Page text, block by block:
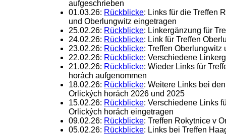
aufgeschrieben
01.03.26: Rückblicke: Links für die Treffen
und Oberlungwitz eingetragen
25.02.26: Rückblicke: Linkergänzung für
24.02.26: Rückblicke: Link für Treffen
23.02.26: Rückblicke: Treffen Oberlungwitz
22.02.26: Rückblicke: Verschiedene
21.02.26: Rückblicke: Wieder Links für
horách aufgenommen
18.02.26: Rückblicke: Weitere Links bei
Orlických horách 2026 und 2025
15.02.26: Rückblicke: Verschiedene Links
Orlických horách eingetragen
09.02.26: Rückblicke: Treffen Rokytnice v
05.02.26: Rückblicke: Links bei Treffen